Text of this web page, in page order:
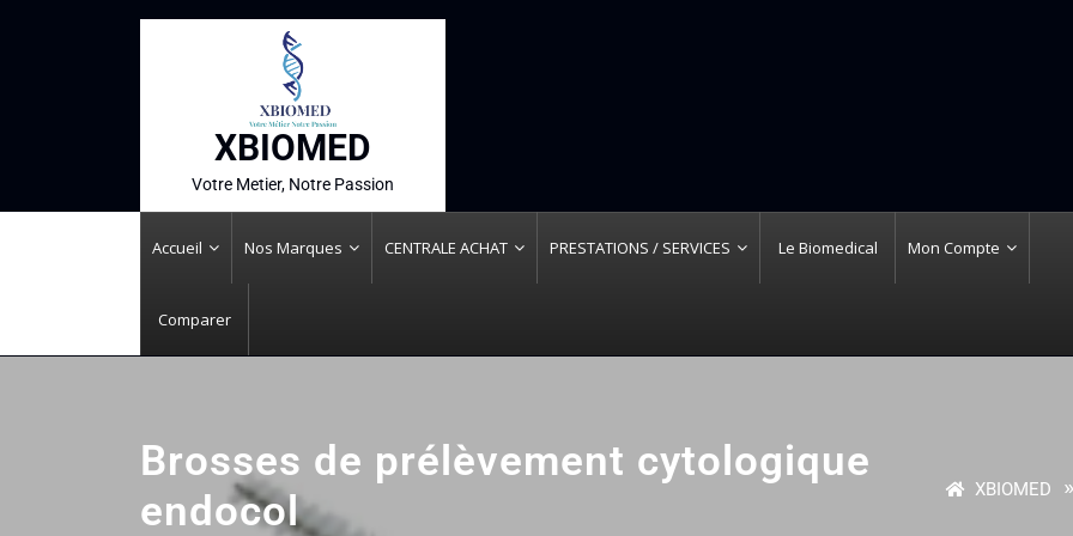
XBIOMED
Votre Metier, Notre Passion
Accueil Nos Marques CENTRALE ACHAT PRESTATIONS / SERVICES Le Biomedical Mon Compte
Comparer
Brosses de prélèvement cytologique
endocol
XBIOMED